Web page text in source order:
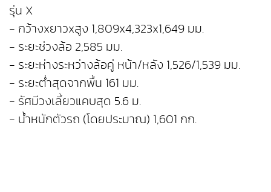
รุ่น X
- กว้างxยาวxสูง 1,809x4,323x1,649 มม.
- ระยะช่วงล้อ 2,585 มม.
- ระยะห่างระหว่างล้อคู่ หน้า/หลัง 1,526/1,539 มม.
- ระยะต่ำสุดจากพื้น 161 มม.
- รัศมีวงเลี้ยวแคบสุด 5.6 ม.
- น้ำหนักตัวรถ (โดยประมาณ) 1,601 กก.